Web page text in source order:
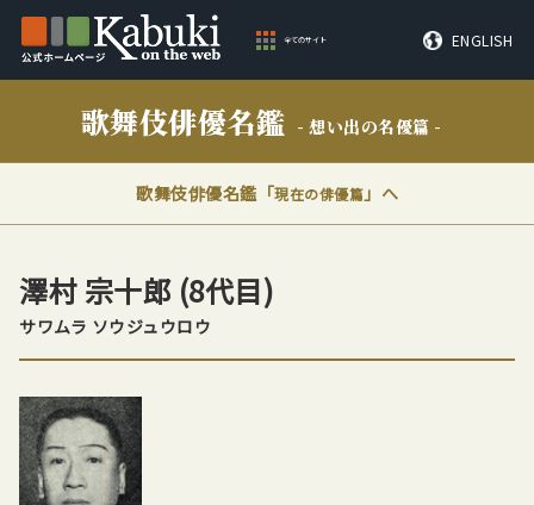
全てのサイト ENGLISH
歌舞伎俳優名鑑 - 想い出の名優篇 -
歌舞伎俳優名鑑「現在の俳優篇」へ
澤村 宗十郎 (8代目)
サワムラ ソウジュウロウ